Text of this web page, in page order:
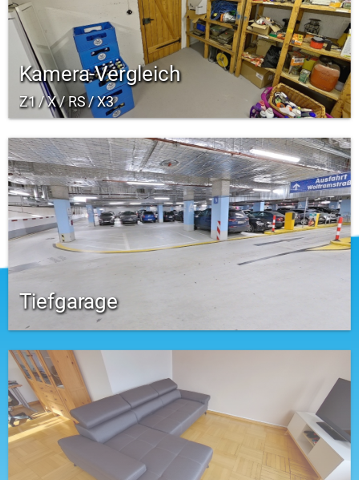
Kamera-Vergleich
Z1 / X / RS / X3
Tiefgarage